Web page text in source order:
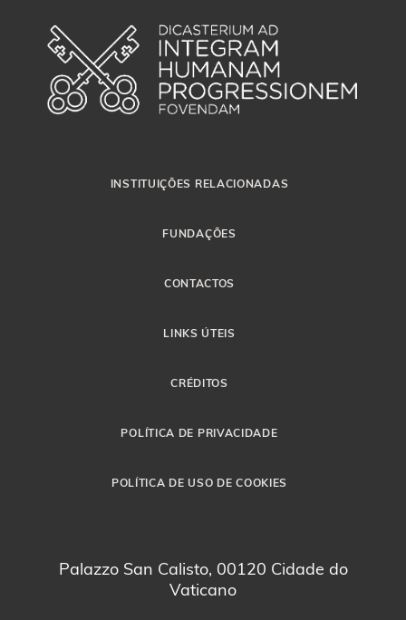
INSTITUIÇÕES RELACIONADAS
FUNDAÇÕES
CONTACTOS
LINKS ÚTEIS
CRÉDITOS
POLÍTICA DE PRIVACIDADE
POLÍTICA DE USO DE COOKIES
Palazzo San Calisto, 00120 Cidade do
Vaticano